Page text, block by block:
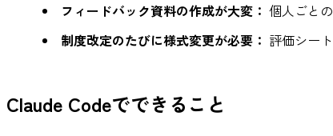
フィードバック資料の作成が大変： 個人ごと
制度改定のたびに様式変更が必要： 評価シー
Claude Codeでできること